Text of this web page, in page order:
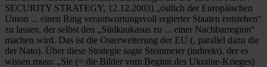
SECURITY STRATEGY, 12.12.2003) „östlich der Europäischen
Union ... einen Ring verantwortungsvoll regierter Staaten entstehen“
zu lassen, der selbst den „Südkaukasus zu ... einer Nachbarregion“
machen wird. Das ist die Osterweiterung der EU (, parallel dazu die
der Nato). Über diese Strategie sagte Steinmeier (indirekt), der es
wissen muss: „Sie (= die Bilder vom Beginn des Ukraine-Krieges)